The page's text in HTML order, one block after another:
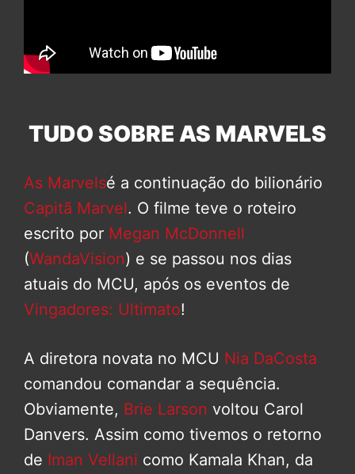
TUDO SOBRE AS MARVELS
As Marvelsé a continuação do bilionário
Capitã Marvel. O filme teve o roteiro
escrito por Megan McDonnell
(WandaVision) e se passou nos dias
atuais do MCU, após os eventos de
Vingadores: Ultimato!
A diretora novata no MCU Nia DaCosta
comandou comandar a sequência.
Obviamente, Brie Larson voltou Carol
Danvers. Assim como tivemos o retorno
de Iman Vellani como Kamala Khan, da